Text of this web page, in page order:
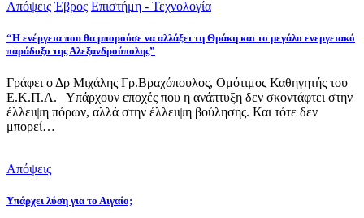
Απόψεις Έβρος Επιστήμη - Τεχνολογία
“Η ενέργεια που θα μπορούσε να αλλάξει τη Θράκη και το μεγάλο ενεργειακό
παράδοξο της Αλεξανδρούπολης”
Γράφει ο Δρ Μιχάλης Γρ.Βραχόπουλος, Ομότιμος Καθηγητής του
Ε.Κ.Π.Α. Υπάρχουν εποχές που η ανάπτυξη δεν σκοντάφτει στην
έλλειψη πόρων, αλλά στην έλλειψη βούλησης. Και τότε δεν
μπορεί…
Απόψεις
Υπάρχει λύση για το Αιγαίο;